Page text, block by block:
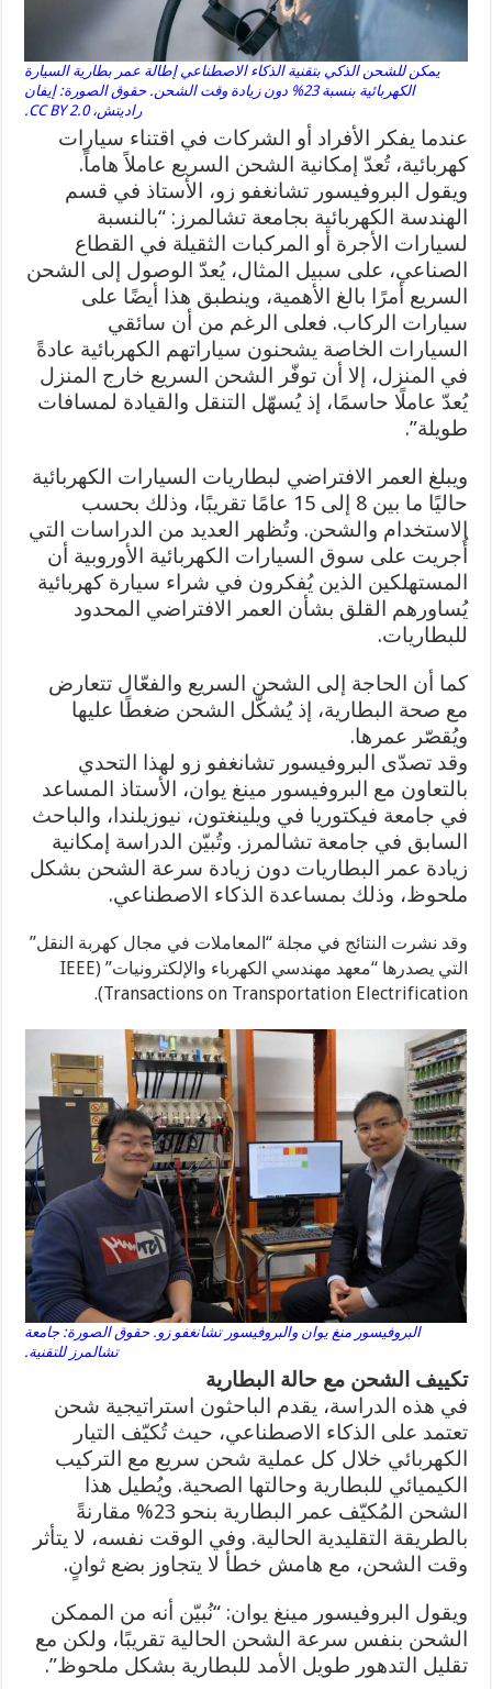
يمكن للشحن الذكي بتقنية الذكاء الاصطناعي إطالة عمر بطارية السيارة
الكهربائية بنسبة 23% دون زيادة وقت الشحن. حقوق الصورة: إيفان
راديتش، CC BY 2.0.
عندما يفكر الأفراد أو الشركات في اقتناء سيارات
كهربائية، تُعدّ إمكانية الشحن السريع عاملاً هاماً.
ويقول البروفيسور تشانغفو زو، الأستاذ في قسم
الهندسة الكهربائية بجامعة تشالمرز: “بالنسبة
لسيارات الأجرة أو المركبات الثقيلة في القطاع
الصناعي، على سبيل المثال، يُعدّ الوصول إلى الشحن
السريع أمرًا بالغ الأهمية، وينطبق هذا أيضًا على
سيارات الركاب. فعلى الرغم من أن سائقي
السيارات الخاصة يشحنون سياراتهم الكهربائية عادةً
في المنزل، إلا أن توفّر الشحن السريع خارج المنزل
يُعدّ عاملًا حاسمًا، إذ يُسهّل التنقل والقيادة لمسافات
طويلة”.
ويبلغ العمر الافتراضي لبطاريات السيارات الكهربائية
حاليًا ما بين 8 إلى 15 عامًا تقريبًا، وذلك بحسب
الاستخدام والشحن. وتُظهر العديد من الدراسات التي
أُجريت على سوق السيارات الكهربائية الأوروبية أن
المستهلكين الذين يُفكرون في شراء سيارة كهربائية
يُساورهم القلق بشأن العمر الافتراضي المحدود
للبطاريات.
كما أن الحاجة إلى الشحن السريع والفعّال تتعارض
مع صحة البطارية، إذ يُشكّل الشحن ضغطًا عليها
ويُقصّر عمرها.
وقد تصدّى البروفيسور تشانغفو زو لهذا التحدي
بالتعاون مع البروفيسور مينغ يوان، الأستاذ المساعد
في جامعة فيكتوريا في ويلينغتون، نيوزيلندا، والباحث
السابق في جامعة تشالمرز. وتُبيّن الدراسة إمكانية
زيادة عمر البطاريات دون زيادة سرعة الشحن بشكل
ملحوظ، وذلك بمساعدة الذكاء الاصطناعي.
وقد نشرت النتائج في مجلة “المعاملات في مجال كهربة النقل”
التي يصدرها “معهد مهندسي الكهرباء والإلكترونيات” (IEEE
Transactions on Transportation Electrification).
البروفيسور منغ يوان والبروفيسور تشانغفو زو. حقوق الصورة: جامعة
تشالمرز للتقنية.
تكييف الشحن مع حالة البطارية
في هذه الدراسة، يقدم الباحثون استراتيجية شحن
تعتمد على الذكاء الاصطناعي، حيث تُكيّف التيار
الكهربائي خلال كل عملية شحن سريع مع التركيب
الكيميائي للبطارية وحالتها الصحية. ويُطيل هذا
الشحن المُكيّف عمر البطارية بنحو 23% مقارنةً
بالطريقة التقليدية الحالية. وفي الوقت نفسه، لا يتأثر
وقت الشحن، مع هامش خطأ لا يتجاوز بضع ثوانٍ.
ويقول البروفيسور مينغ يوان: “نُبيّن أنه من الممكن
الشحن بنفس سرعة الشحن الحالية تقريبًا، ولكن مع
تقليل التدهور طويل الأمد للبطارية بشكل ملحوظ”.